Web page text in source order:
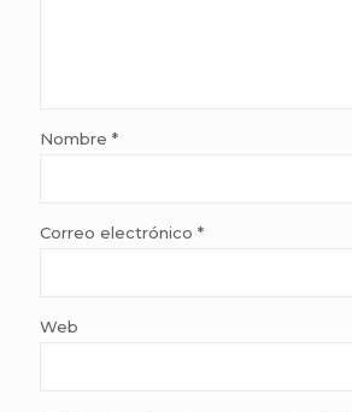
Nombre *
Correo electrónico *
Web